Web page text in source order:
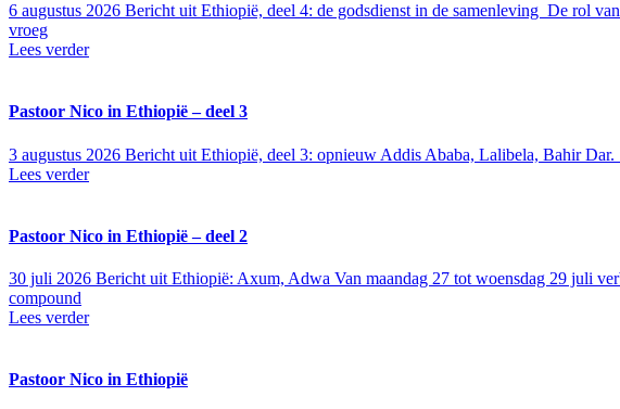
6 augustus 2026 Bericht uit Ethiopië, deel 4: de godsdienst in de samenleving De rol
vroeg
Lees verder
Pastoor Nico in Ethiopië – deel 3
3 augustus 2026 Bericht uit Ethiopië, deel 3: opnieuw Addis Ababa, Lalibela, Bahir
Lees verder
Pastoor Nico in Ethiopië – deel 2
30 juli 2026 Bericht uit Ethiopië: Axum, Adwa Van maandag 27 tot woensdag 29 juli
compound
Lees verder
Pastoor Nico in Ethiopië